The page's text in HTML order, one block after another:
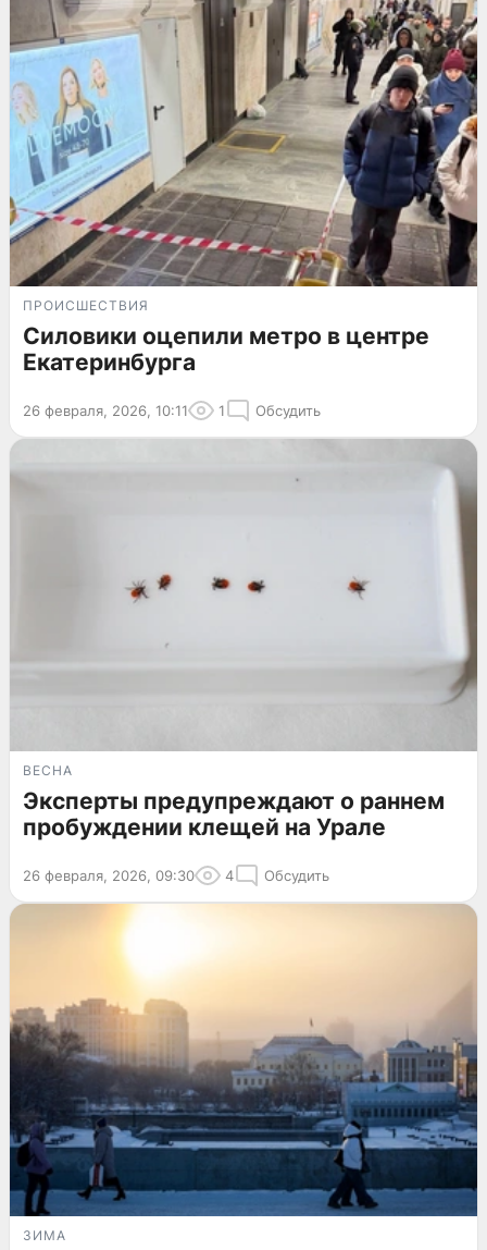
ПРОИСШЕСТВИЯ
Силовики оцепили метро в центре
Екатеринбурга
26 февраля, 2026, 10:11 1 Обсудить
ВЕСНА
Эксперты предупреждают о раннем
пробуждении клещей на Урале
26 февраля, 2026, 09:30 4 Обсудить
ЗИМА